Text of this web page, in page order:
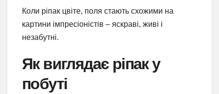
Коли ріпак цвіте, поля стають схожими на
картини імпресіоністів – яскраві, живі і
незабутні.
Як виглядає ріпак у
побуті